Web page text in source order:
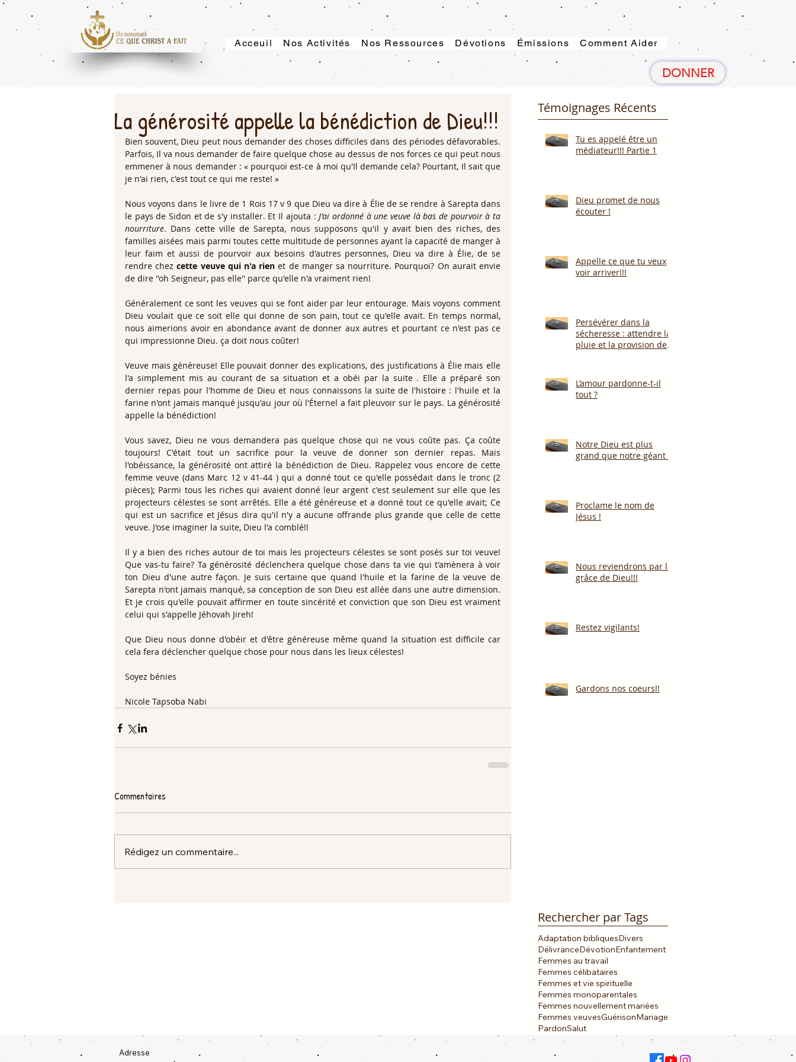
Acceuil Nos Activités Nos Ressources Dévotions Émissions Comment Aider
DONNER
La générosité appelle la bénédiction de Dieu!!!
Bien souvent, Dieu peut nous demander des choses difficiles dans des périodes défavorables.
Parfois, Il va nous demander de faire quelque chose au dessus de nos forces ce qui peut nous
emmener à nous demander : « pourquoi est-ce à moi qu'Il demande cela? Pourtant, Il sait que
je n'ai rien, c'est tout ce qui me reste! »
Nous voyons dans le livre de 1 Rois 17 v 9 que Dieu va dire à Élie de se rendre à Sarepta dans
le pays de Sidon et de s'y installer. Et Il ajouta : J'ai ordonné à une veuve là bas de pourvoir à ta
nourriture. Dans cette ville de Sarepta, nous supposons qu'il y avait bien des riches, des
familles aisées mais parmi toutes cette multitude de personnes ayant la capacité de manger à
leur faim et aussi de pourvoir aux besoins d'autres personnes, Dieu va dire à Élie, de se
rendre chez cette veuve qui n'a rien et de manger sa nourriture. Pourquoi? On aurait envie
de dire ''oh Seigneur, pas elle'' parce qu'elle n'a vraiment rien!
Généralement ce sont les veuves qui se font aider par leur entourage. Mais voyons comment
Dieu voulait que ce soit elle qui donne de son pain, tout ce qu'elle avait. En temps normal,
nous aimerions avoir en abondance avant de donner aux autres et pourtant ce n'est pas ce
qui impressionne Dieu. ça doit nous coûter!
Veuve mais généreuse! Elle pouvait donner des explications, des justifications à Élie mais elle
l'a simplement mis au courant de sa situation et a obéi par la suite . Elle a préparé son
dernier repas pour l'homme de Dieu et nous connaissons la suite de l'histoire : l'huile et la
farine n'ont jamais manqué jusqu'au jour où l'Éternel a fait pleuvoir sur le pays. La générosité
appelle la bénédiction!
Vous savez, Dieu ne vous demandera pas quelque chose qui ne vous coûte pas. Ça coûte
toujours! C'était tout un sacrifice pour la veuve de donner son dernier repas. Mais
l'obéissance, la générosité ont attiré la bénédiction de Dieu. Rappelez vous encore de cette
femme veuve (dans Marc 12 v 41-44 ) qui a donné tout ce qu'elle possédait dans le tronc (2
pièces); Parmi tous les riches qui avaient donné leur argent c'est seulement sur elle que les
projecteurs célestes se sont arrêtés. Elle a été généreuse et a donné tout ce qu'elle avait; Ce
qui est un sacrifice et Jésus dira qu'il n'y a aucune offrande plus grande que celle de cette
veuve. J'ose imaginer la suite, Dieu l'a comblé!!
Il y a bien des riches autour de toi mais les projecteurs célestes se sont posés sur toi veuve!
Que vas-tu faire? Ta générosité déclenchera quelque chose dans ta vie qui t'amènera à voir
ton Dieu d'une autre façon. Je suis certaine que quand l'huile et la farine de la veuve de
Sarepta n'ont jamais manqué, sa conception de son Dieu est allée dans une autre dimension.
Et je crois qu'elle pouvait affirmer en toute sincérité et conviction que son Dieu est vraiment
celui qui s'appelle Jéhovah Jireh!
Que Dieu nous donne d'obéir et d'être généreuse même quand la situation est difficile car
cela fera déclencher quelque chose pour nous dans les lieux célestes!
Soyez bénies
Nicole Tapsoba Nabi
Commentaires
Rédigez un commentaire...
Témoignages Récents
Tu es appelé être un
médiateur!!! Partie 1
Dieu promet de nous
écouter !
Appelle ce que tu veux
voir arriver!!!
Persévérer dans la
sécheresse : attendre la
pluie et la provision de
L’amour pardonne-t-il
tout ?
Notre Dieu est plus
grand que notre géant !
Proclame le nom de
Jésus !
Nous reviendrons par la
grâce de Dieu!!!
Restez vigilants!
Gardons nos coeurs!!
Rechercher par Tags
Adaptation bibliquesDivers
DélivranceDévotionEnfantement
Femmes au travail
Femmes célibataires
Femmes et vie spirituelle
Femmes monoparentales
Femmes nouvellement mariées
Femmes veuvesGuérisonMariage
PardonSalut
Adresse